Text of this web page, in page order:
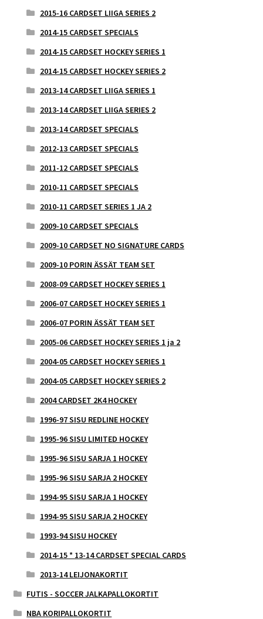
2015-16 CARDSET LIIGA SERIES 2
2014-15 CARDSET SPECIALS
2014-15 CARDSET HOCKEY SERIES 1
2014-15 CARDSET HOCKEY SERIES 2
2013-14 CARDSET LIIGA SERIES 1
2013-14 CARDSET LIIGA SERIES 2
2013-14 CARDSET SPECIALS
2012-13 CARDSET SPECIALS
2011-12 CARDSET SPECIALS
2010-11 CARDSET SPECIALS
2010-11 CARDSET SERIES 1 JA 2
2009-10 CARDSET SPECIALS
2009-10 CARDSET NO SIGNATURE CARDS
2009-10 PORIN ÄSSÄT TEAM SET
2008-09 CARDSET HOCKEY SERIES 1
2006-07 CARDSET HOCKEY SERIES 1
2006-07 PORIN ÄSSÄT TEAM SET
2005-06 CARDSET HOCKEY SERIES 1 ja 2
2004-05 CARDSET HOCKEY SERIES 1
2004-05 CARDSET HOCKEY SERIES 2
2004 CARDSET 2K4 HOCKEY
1996-97 SISU REDLINE HOCKEY
1995-96 SISU LIMITED HOCKEY
1995-96 SISU SARJA 1 HOCKEY
1995-96 SISU SARJA 2 HOCKEY
1994-95 SISU SARJA 1 HOCKEY
1994-95 SISU SARJA 2 HOCKEY
1993-94 SISU HOCKEY
2014-15 * 13-14 CARDSET SPECIAL CARDS
2013-14 LEIJONAKORTIT
FUTIS - SOCCER JALKAPALLOKORTIT
NBA KORIPALLOKORTIT